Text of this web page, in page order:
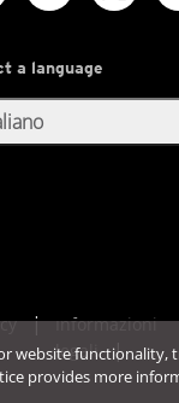
a language
Informazioni
legali
website
provides more